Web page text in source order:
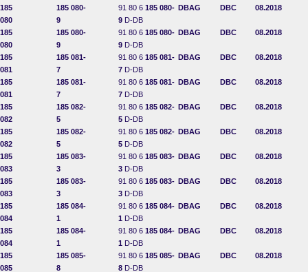
185
080
185 080-
9
91 80 6 185 080-
9 D-DB
DBAG DBC 08.2018
185
080
185 080-
9
91 80 6 185 080-
9 D-DB
DBAG DBC 08.2018
185
081
185 081-
7
91 80 6 185 081-
7 D-DB
DBAG DBC 08.2018
185
081
185 081-
7
91 80 6 185 081-
7 D-DB
DBAG DBC 08.2018
185
082
185 082-
5
91 80 6 185 082-
5 D-DB
DBAG DBC 08.2018
185
082
185 082-
5
91 80 6 185 082-
5 D-DB
DBAG DBC 08.2018
185
083
185 083-
3
91 80 6 185 083-
3 D-DB
DBAG DBC 08.2018
185
083
185 083-
3
91 80 6 185 083-
3 D-DB
DBAG DBC 08.2018
185
084
185 084-
1
91 80 6 185 084-
1 D-DB
DBAG DBC 08.2018
185
084
185 084-
1
91 80 6 185 084-
1 D-DB
DBAG DBC 08.2018
185
085
185 085-
8
91 80 6 185 085-
8 D-DB
DBAG DBC 08.2018